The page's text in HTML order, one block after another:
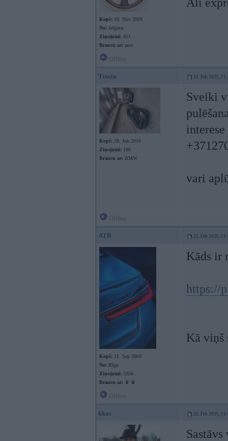
Kopš: 10. Nov 2009
No: Jelgava
Ziņojumi: 451
Braucu ar: auto
Titans 10. Feb 2025,
Kopš: 28. Jun 2016
Ziņojumi: 180
Braucu ar: BMW
Sveiki
vari
ATB 25. Feb 2025,
Kopš: 21. Sep 2009
No: Rīga
Ziņojumi: 5356
Braucu ar: ♛ ♛
Kāds ir
https://
Kā viņš
kkas 25. Feb 2025,